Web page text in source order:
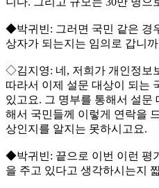
◆박귀빈: 그러면 국민 같은 경
상자가 되는지는 임의로 갑니까
◇김지영: 네, 저희가 개인정보
따라서 이제 설문 대상이 되는
있고요. 그 명부를 통해서 설문
해서 국민들께 이렇게 연락을
상인지를 알지는 못하시고요.
◆박귀빈: 끝으로 이번 이런 평
을 주고 있다고 생각하시는지